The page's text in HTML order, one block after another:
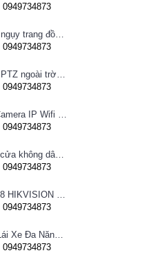
0949734873
Camera ngụy trang đồng hồ để bàn
0949734873
Camera PTZ ngoài trời Imou 4MP
0949734873
Bộ Kit Camera IP Wifi HIKVISION
0949734873
Chuông cửa không dây Pingron
0949734873
Trọn bộ 8 HIKVISION giá rẻ
0949734873
Trợ Lý Lái Xe Đa Năng Phiên Bản Màn Hình Taplo Tự Động
0949734873